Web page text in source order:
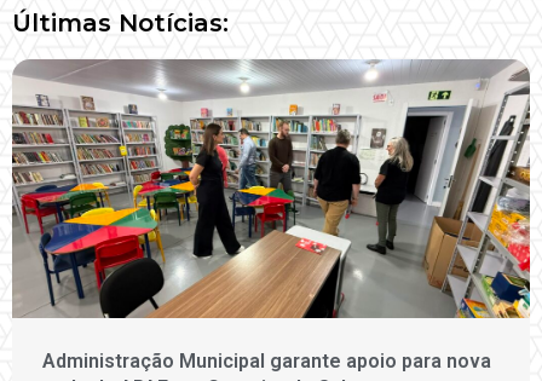
Últimas Notícias:
Administração Municipal garante apoio para nova